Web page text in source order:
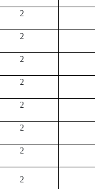
2
2
2
2
2
2
2
2